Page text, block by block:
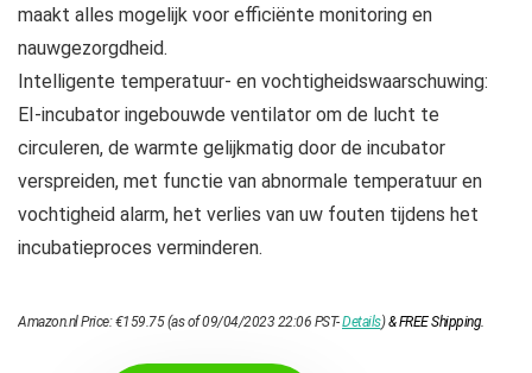
maakt alles mogelijk voor efficiënte monitoring en
nauwgezorgdheid.
Intelligente temperatuur- en vochtigheidswaarschuwing:
EI-incubator ingebouwde ventilator om de lucht te
circuleren, de warmte gelijkmatig door de incubator
verspreiden, met functie van abnormale temperatuur en
vochtigheid alarm, het verlies van uw fouten tijdens het
incubatieproces verminderen.
Amazon.nl Price:€159.75(as of 09/04/2023 22:06 PST-Details)&FREE Shipping.